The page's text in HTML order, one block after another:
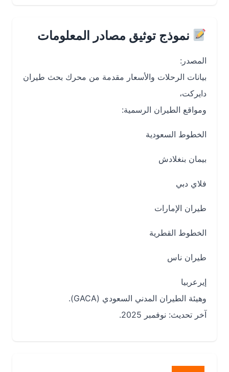
نموذج توثيق مصادر المعلومات
المصدر:
بيانات الرحلات والأسعار مقدمة من محرك بحث طيران
دايركت،
ومواقع الطيران الرسمية:
الخطوط السعودية
بيمان بنغلادش
فلاي دبي
طيران الإمارات
الخطوط القطرية
طيران ناس
إيرعربيا
وهيئة الطيران المدني السعودي (GACA).
آخر تحديث: نوفمبر 2025.